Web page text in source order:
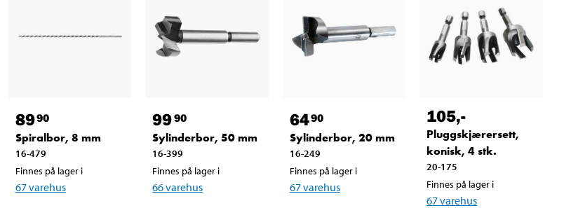
8990
Spiralbor, 8 mm
16-479
Finnes på lager i
67varehus
9990
Sylinderbor, 50 mm
16-399
Finnes på lager i
66varehus
6490
Sylinderbor, 20 mm
16-249
Finnes på lager i
67varehus
105,-
Pluggskjærersett,
konisk, 4 stk.
20-175
Finnes på lager i
67varehus